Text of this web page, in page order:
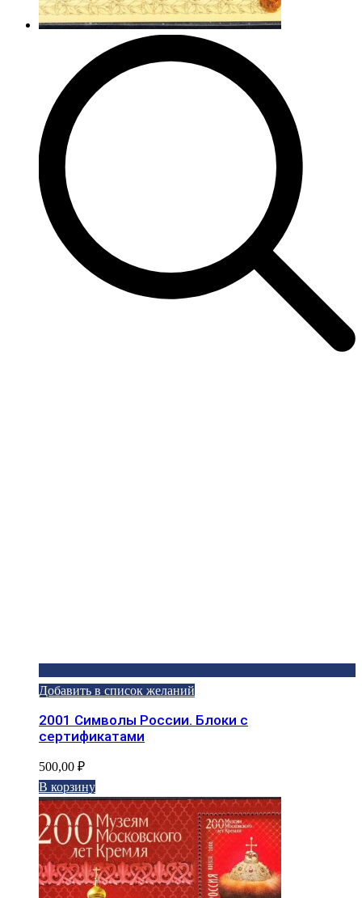
Добавить в список желаний
2001 Символы России. Блоки с
сертификатами
500,00 ₽
В корзину